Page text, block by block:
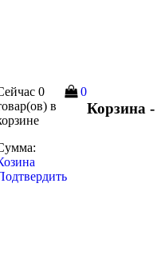
Корзина -
0
0
в